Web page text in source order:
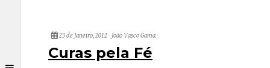
23 de Janeiro, 2012 João Vasco Gama
Curas pela Fé